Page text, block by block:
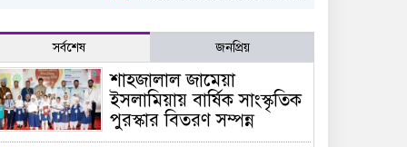
সর্বশেষ জনপ্রিয়
শাহজালাল জামেয়া
ইসলামিয়ায় বার্ষিক সাংস্কৃতিক
পুরস্কার বিতরণ সম্পন্ন